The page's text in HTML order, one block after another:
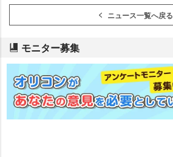
ニュース一覧へ戻る
モニター募集